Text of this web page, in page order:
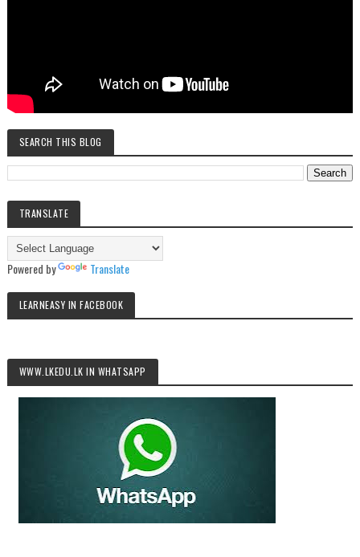
SEARCH THIS BLOG
TRANSLATE
Powered by Translate
LEARNEASY IN FACEBOOK
WWW.LKEDU.LK IN WHATSAPP